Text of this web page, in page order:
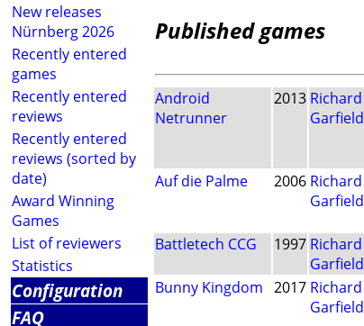
New releases
Nürnberg 2026
Recently entered
games
Recently entered
reviews
Recently entered
reviews (sorted by
date)
Award Winning
Games
List of reviewers
Statistics
Configuration
FAQ
Published games
Android
Netrunner
2013 Richard
Garfield
Auf die Palme 2006 Richard
Garfield
Battletech CCG 1997 Richard
Garfield
Bunny Kingdom 2017 Richard
Garfield